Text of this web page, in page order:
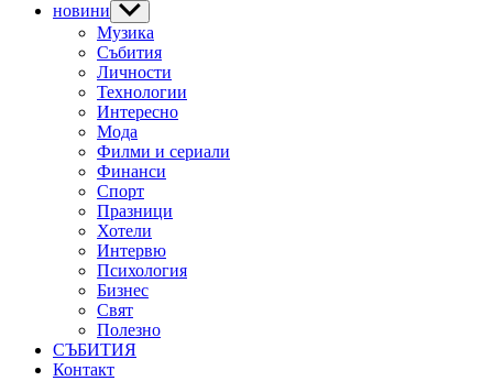
новини Show
sub
menu
Музика
Събития
Личности
Технологии
Интересно
Мода
Филми и сериали
Финанси
Спорт
Празници
Хотели
Интервю
Психология
Бизнес
Свят
Полезно
СЪБИТИЯ
Контакт